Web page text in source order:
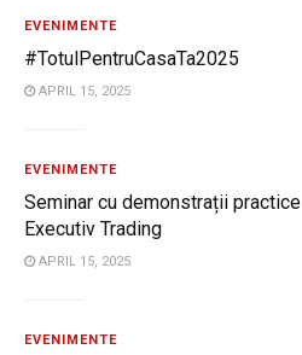
EVENIMENTE
#TotulPentruCasaTa2025
APRIL 15, 2025
EVENIMENTE
Seminar cu demonstrații practice
Executiv Trading
APRIL 15, 2025
EVENIMENTE